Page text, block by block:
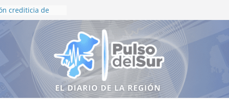
crediticia de
HR Ratings
en finanzas
de Zacatecas
Generalizada
de Zacatecas
integral de
institucional en